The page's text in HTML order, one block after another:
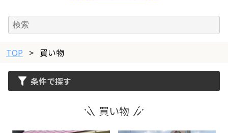
その他
求人情報
お得
TOP > 買い物
条件で探す
買い物